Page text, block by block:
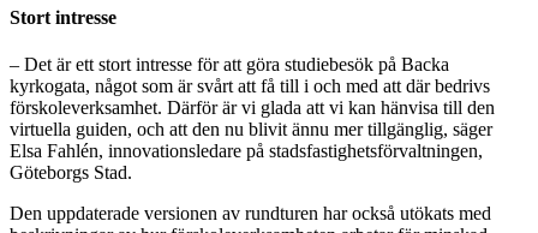
Stort intresse
– Det är ett stort intresse för att göra studiebesök på Backa
kyrkogata, något som är svårt att få till i och med att där bedrivs
förskoleverksamhet. Därför är vi glada att vi kan hänvisa till den
virtuella guiden, och att den nu blivit ännu mer tillgänglig, säger
Elsa Fahlén, innovationsledare på stadsfastighetsförvaltningen,
Göteborgs Stad.
Den uppdaterade versionen av rundturen har också utökats med